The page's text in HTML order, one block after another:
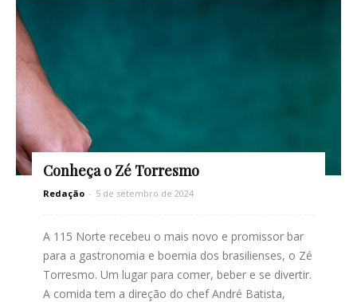
Conheça o Zé Torresmo
Redação - 5 de setembro de 2024
A 115 Norte recebeu o mais novo e promissor bar
para a gastronomia e boemia dos brasilienses, o Zé
Torresmo. Um lugar para comer, beber e se divertir.
A comida tem a direção do chef André Batista,